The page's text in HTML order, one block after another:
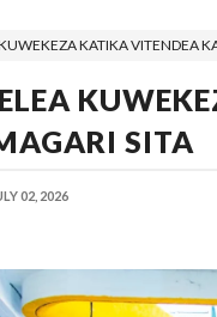
RAIS SAMIA, MUSEVEN
ASSENGA -Aug 06 2026
ELIMU YA
- Aug 06 2026
Maisha Yangu Yalikuwa
-Aug 06 2026
APOKELEWA
KATIKA VITENDEA
SITA
02, 2026